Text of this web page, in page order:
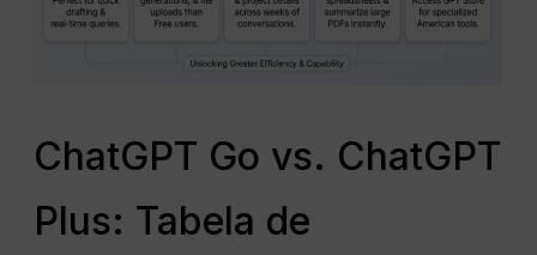
ChatGPT Go vs. ChatGPT
Plus: Tabela de